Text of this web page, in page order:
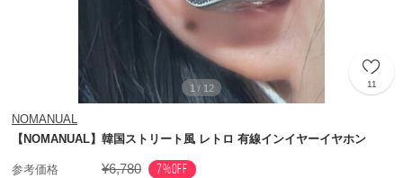
1 / 12 11
NOMANUAL
【NOMANUAL】韓国ストリート風 レトロ 有線インイヤーイヤホン
参考価格 ¥6,780 7%OFF